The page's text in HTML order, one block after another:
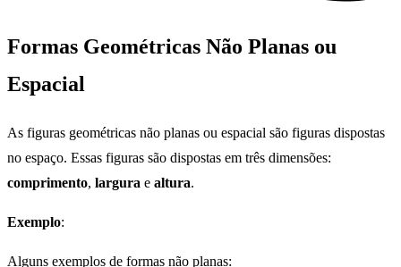
Formas Geométricas Não Planas ou
Espacial
As figuras geométricas não planas ou espacial são figuras dispostas
no espaço. Essas figuras são dispostas em três dimensões:
comprimento, largura e altura.
Exemplo:
Alguns exemplos de formas não planas: